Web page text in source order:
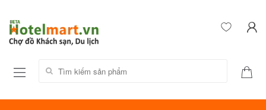
Tìm kiếm sản phẩm: